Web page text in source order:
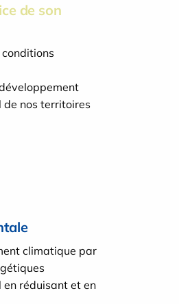
de son
de nos territoires
climatique par
réduisant et en